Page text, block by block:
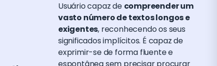
Usuário capaz de compreender um
vasto número de textos longos e
exigentes, reconhecendo os seus
significados implícitos. É capaz de
exprimir-se de forma fluente e